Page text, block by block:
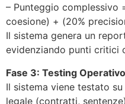
– Punteggio complessivo
coesione) + (20%
Il sistema genera un
evidenziando punti critici
Fase 3: Testing
Il sistema viene testato
legale (contratti,